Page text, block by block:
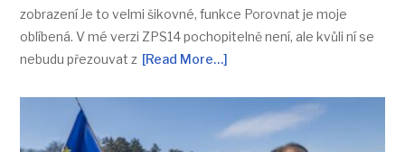
zobrazení Je to velmi šikovné, funkce Porovnat je moje
oblíbená. V mé verzi ZPS14 pochopitelně není, ale kvůli ní se
nebudu přezouvat z [Read More…]